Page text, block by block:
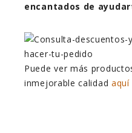
encantados de
Puede ver más
inmejorable calidad aquí